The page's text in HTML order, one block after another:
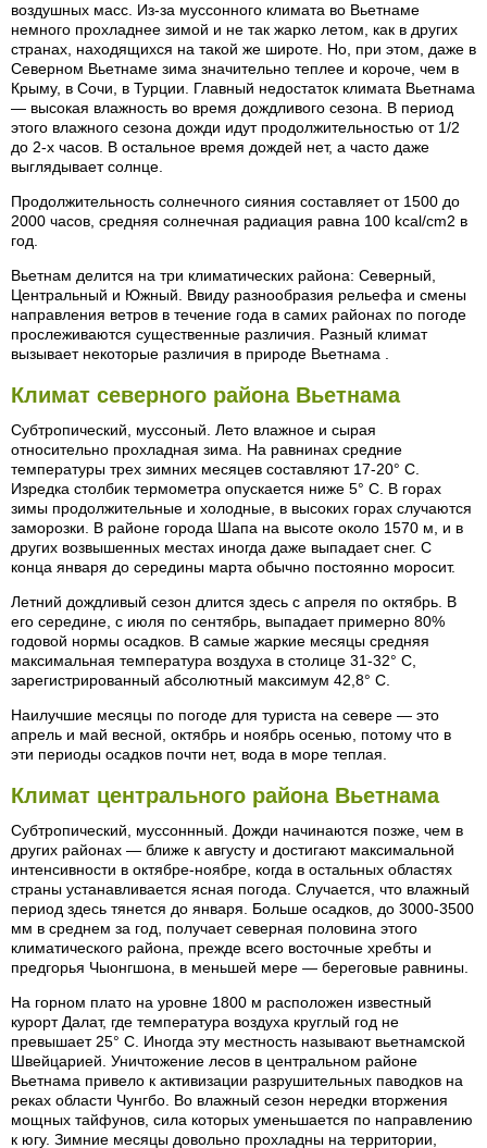
воздушных масс. Из-за муссонного климата во Вьетнаме
немного прохладнее зимой и не так жарко летом, как в других
странах, находящихся на такой же широте. Но, при этом, даже в
Северном Вьетнаме зима значительно теплее и короче, чем в
Крыму, в Сочи, в Турции. Главный недостаток климата Вьетнама
— высокая влажность во время дождливого сезона. В период
этого влажного сезона дожди идут продолжительностью от 1/2
до 2-х часов. В остальное время дождей нет, а часто даже
выглядывает солнце.
Продолжительность солнечного сияния составляет от 1500 до
2000 часов, средняя солнечная радиация равна 100 kcal/cm2 в
год.
Вьетнам делится на три климатических района: Северный,
Центральный и Южный. Ввиду разнообразия рельефа и смены
направления ветров в течение года в самих районах по погоде
прослеживаются существенные различия. Разный климат
вызывает некоторые различия в природе Вьетнама .
Климат северного района Вьетнама
Субтропический, муссоный. Лето влажное и сырая
относительно прохладная зима. На равнинах средние
температуры трех зимних месяцев составляют 17-20° С.
Изредка столбик термометра опускается ниже 5° С. В горах
зимы продолжительные и холодные, в высоких горах случаются
заморозки. В районе города Шапа на высоте около 1570 м, и в
других возвышенных местах иногда даже выпадает снег. С
конца января до середины марта обычно постоянно моросит.
Летний дождливый сезон длится здесь с апреля по октябрь. В
его середине, с июля по сентябрь, выпадает примерно 80%
годовой нормы осадков. В самые жаркие месяцы средняя
максимальная температура воздуха в столице 31-32° С,
зарегистрированный абсолютный максимум 42,8° С.
Наилучшие месяцы по погоде для туриста на севере — это
апрель и май весной, октябрь и ноябрь осенью, потому что в
эти периоды осадков почти нет, вода в море теплая.
Климат центрального района Вьетнама
Субтропический, муссоннный. Дожди начинаются позже, чем в
других районах — ближе к августу и достигают максимальной
интенсивности в октябре-ноябре, когда в остальных областях
страны устанавливается ясная погода. Случается, что влажный
период здесь тянется до января. Больше осадков, до 3000-3500
мм в среднем за год, получает северная половина этого
климатического района, прежде всего восточные хребты и
предгорья Чыонгшона, в меньшей мере — береговые равнины.
На горном плато на уровне 1800 м расположен известный
курорт Далат, где температура воздуха круглый год не
превышает 25° C. Иногда эту местность называют вьетнамской
Швейцарией. Уничтожение лесов в центральном районе
Вьетнама привело к активизации разрушительных паводков на
реках области Чунгбо. Во влажный сезон нередки вторжения
мощных тайфунов, сила которых уменьшается по направлению
к югу. Зимние месяцы довольно прохладны на территории,